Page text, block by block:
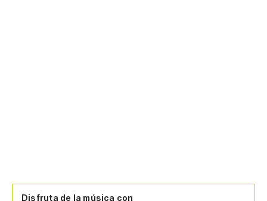
Disfruta de la música con